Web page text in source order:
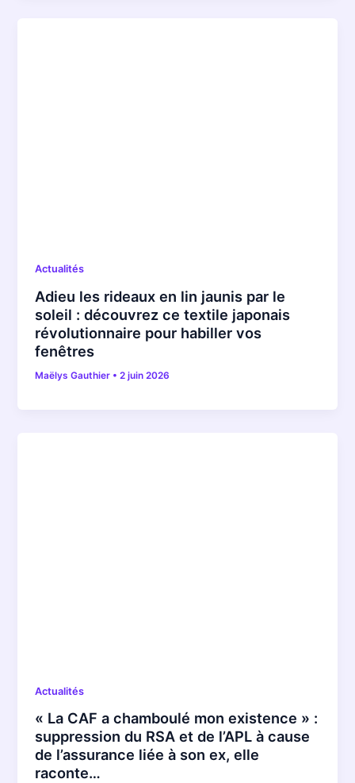
Actualités
Adieu les rideaux en lin jaunis par le
soleil : découvrez ce textile japonais
révolutionnaire pour habiller vos
fenêtres
Maëlys Gauthier •2 juin 2026
Actualités
« La CAF a chamboulé mon existence » :
suppression du RSA et de l’APL à cause
de l’assurance liée à son ex, elle
raconte…